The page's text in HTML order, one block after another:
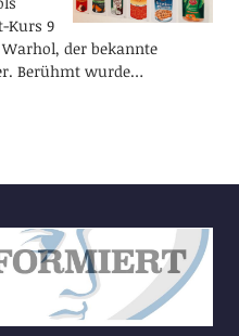
Kurs 9
der bekannte
Berühmt wurde…